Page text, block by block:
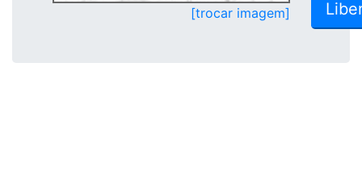
[trocar imagem]